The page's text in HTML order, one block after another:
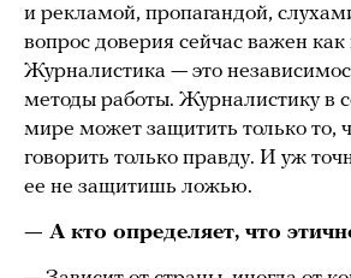
и рекламой, пропагандой,
вопрос доверия сейчас важен как
Журналистика — это
методы работы. Журналистику в
мире может защитить только то,
говорить только правду. И уж
ее не защитишь ложью.
— А кто определяет, что